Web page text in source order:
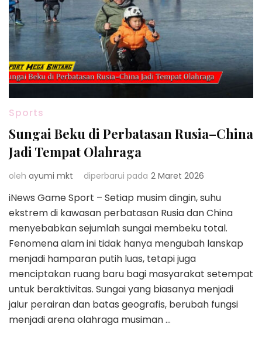
Sports
Sungai Beku di Perbatasan Rusia–China
Jadi Tempat Olahraga
oleh ayumi mkt diperbarui pada 2 Maret 2026
iNews Game Sport – Setiap musim dingin, suhu
ekstrem di kawasan perbatasan Rusia dan China
menyebabkan sejumlah sungai membeku total.
Fenomena alam ini tidak hanya mengubah lanskap
menjadi hamparan putih luas, tetapi juga
menciptakan ruang baru bagi masyarakat setempat
untuk beraktivitas. Sungai yang biasanya menjadi
jalur perairan dan batas geografis, berubah fungsi
menjadi arena olahraga musiman …